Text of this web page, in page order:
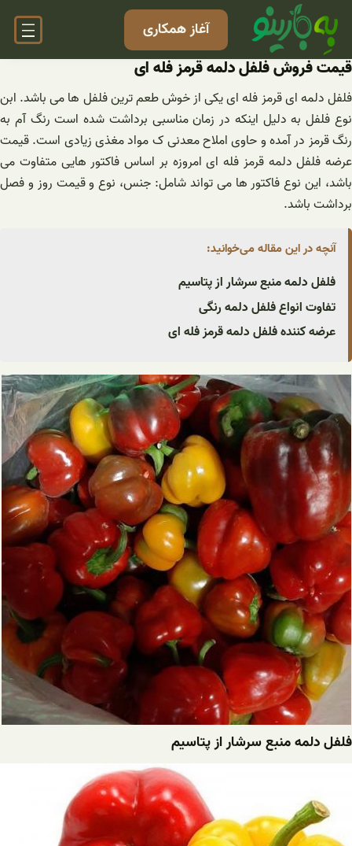
محتوا
آغاز همکاری
قیمت فروش فلفل دلمه قرمز فله ای
فلفل دلمه ای قرمز فله ای یکی از خوش طعم ترین فلفل ها می باشد. ابن
نوع فلفل به دلیل اینکه در زمان مناسبی برداشت شده است رنگ آم به
رنگ قرمز در آمده و حاوی املاح معدنی ک مواد مغذی زیادی است. قیمت
عرضه فلفل دلمه قرمز فله ای امروزه بر اساس فاکتور هایی متفاوت می
باشد، این نوع فاکتور ها می تواند شامل: جنس، نوع و قیمت روز و فصل
برداشت باشد.
آنچه در این مقاله می‌خوانید:
فلفل دلمه منبع سرشار از پتاسیم
تفاوت انواع فلفل دلمه رنگی
عرضه کننده فلفل دلمه قرمز فله ای
فلفل دلمه منبع سرشار از پتاسیم